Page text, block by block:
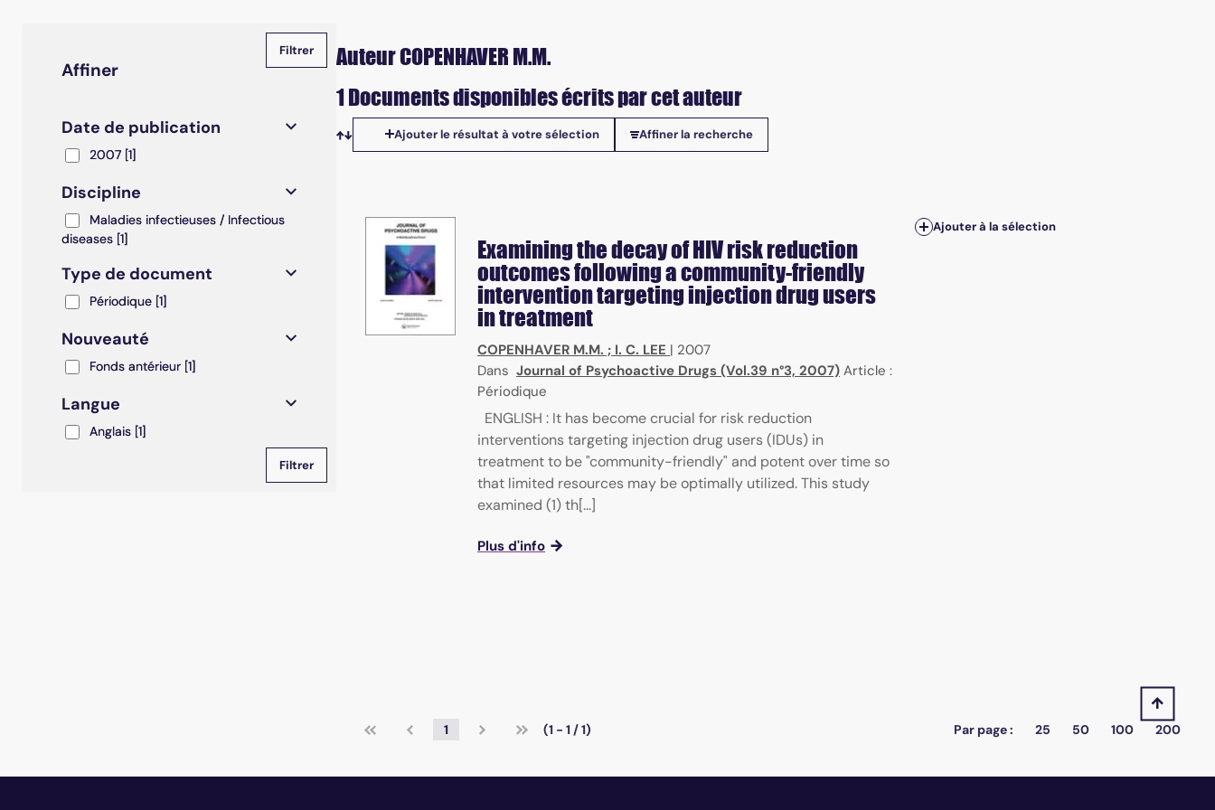
Affiner
Date de publication
20072007 [1]
Discipline
Maladies infectieuses / Infectious diseases
Maladies infectieuses / Infectious
diseases [1]
Type de document
Périodique
Périodique [1]
Nouveauté
Fonds antérieur
Fonds antérieur [1]
Langue
AnglaisAnglais [1]
Auteur COPENHAVER M.M.
1 Documents disponibles écrits par cet auteur
Tris disponibles
Ajouter le résultat à votre sélection Affiner la recherche
Examining the decay of HIV risk reduction
outcomes following a community-friendly
intervention targeting injection drug users
in treatment
COPENHAVER M.M. ; I. C. LEE | 2007
Dans Journal of Psychoactive Drugs (Vol.39 n°3, 2007) Article :
Périodique
ENGLISH : It has become crucial for risk reduction
interventions targeting injection drug users (IDUs) in
treatment to be "community-friendly" and potent over time so
that limited resources may be optimally utilized. This study
examined (1) th[...]
Plus d'info
Ajouter à la sélection
1 (1 - 1 / 1) Par page : 25 50 100 200